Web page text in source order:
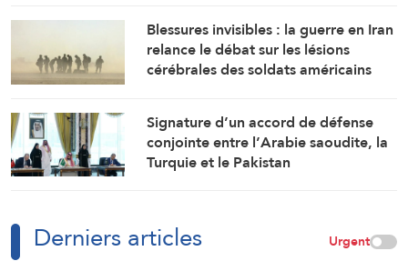
Blessures invisibles : la guerre en Iran
relance le débat sur les lésions
cérébrales des soldats américains
Signature d’un accord de défense
conjointe entre l’Arabie saoudite, la
Turquie et le Pakistan
Derniers articles Urgent